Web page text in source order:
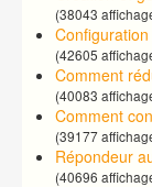
(38043
(42605
Comment
(40083
Comment
(39177
Répondeur
(40696